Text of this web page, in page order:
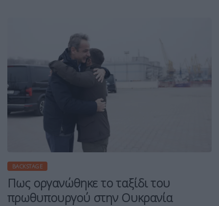
BACKSTAGE
Πως οργανώθηκε το ταξίδι του
πρωθυπουργού στην Ουκρανία